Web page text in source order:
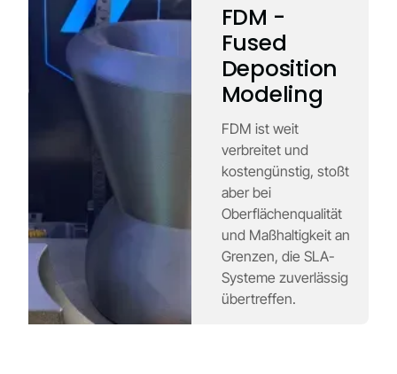
FDM -
Fused
Deposition
Modeling
FDM ist weit
verbreitet und
kostengünstig, stoßt
aber bei
Oberflächenqualität
und Maßhaltigkeit an
Grenzen, die SLA-
Systeme zuverlässig
übertreffen.